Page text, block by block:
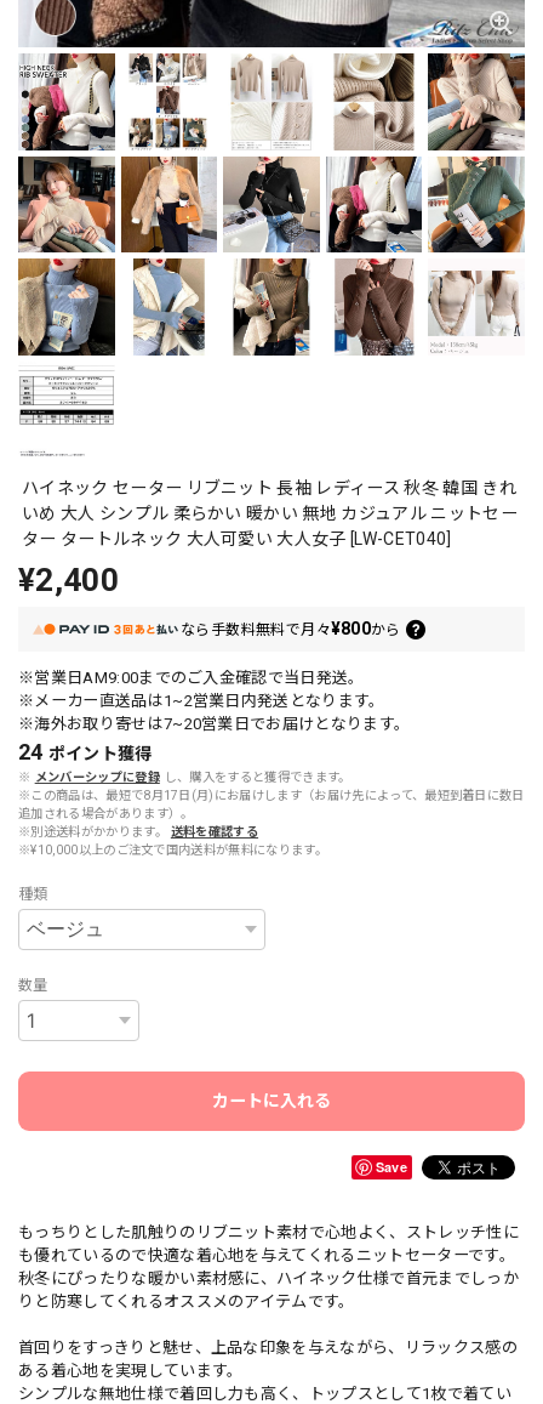
ハイネック セーター リブニット 長袖 レディース 秋冬 韓国 きれ
いめ 大人 シンプル 柔らかい 暖かい 無地 カジュアル ニットセー
ター タートルネック 大人可愛い 大人女子 [LW-CET040]
¥2,400
なら 手数料無料で月々¥800から
※営業日AM9:00までのご入金確認で当日発送。
※メーカー直送品は1~2営業日内発送となります。
※海外お取り寄せは7~20営業日でお届けとなります。
24 ポイント獲得
※ メンバーシップに登録 し、購入をすると獲得できます。
※この商品は、最短で8月17日(月)にお届けします（お届け先によって、最短到着日に数日
追加される場合があります）。
※別途送料がかかります。
送料を確認する
※¥10,000以上のご注文で国内送料が無料になります。
種類
数量
カートに入れる
Save
もっちりとした肌触りのリブニット素材で心地よく、ストレッチ性に
も優れているので快適な着心地を与えてくれるニットセーターです。
秋冬にぴったりな暖かい素材感に、ハイネック仕様で首元までしっか
りと防寒してくれるオススメのアイテムです。
首回りをすっきりと魅せ、上品な印象を与えながら、リラックス感の
ある着心地を実現しています。
シンプルな無地仕様で着回し力も高く、トップスとして1枚で着てい